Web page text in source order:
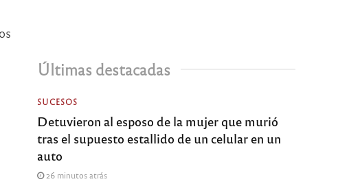
Últimas destacadas
SUCESOS
Detuvieron al esposo de la mujer que murió
tras el supuesto estallido de un celular en un
auto
26 minutos atrás